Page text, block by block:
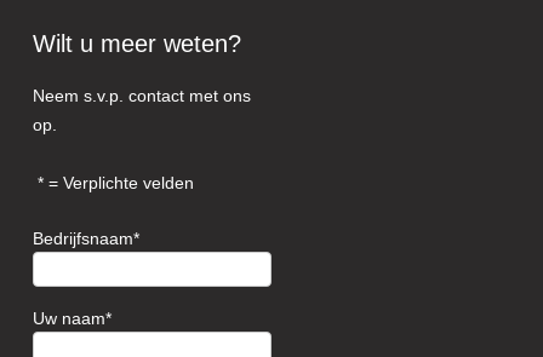
Wilt u meer weten?
Neem s.v.p. contact met ons
op.
= Verplichte velden
Bedrijfsnaam
Uw naam